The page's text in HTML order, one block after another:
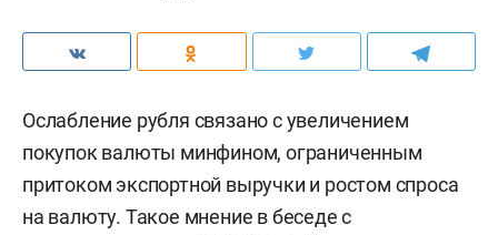
Ослабление рубля связано с увеличением
покупок валюты минфином, ограниченным
притоком экспортной выручки и ростом спроса
на валюту. Такое мнение в беседе с